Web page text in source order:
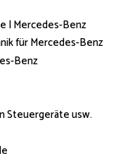
| Mercedes-Benz
für Mercedes-Benz
Benz
Steuergeräte usw.